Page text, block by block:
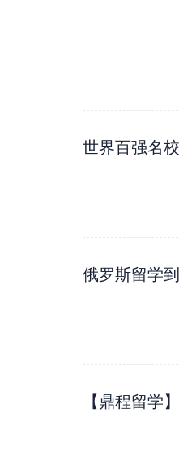
世界百强名
俄罗斯留学
【鼎程留学